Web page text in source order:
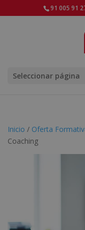
91 005 91
Seleccionar página
Inicio / Oferta
Coaching